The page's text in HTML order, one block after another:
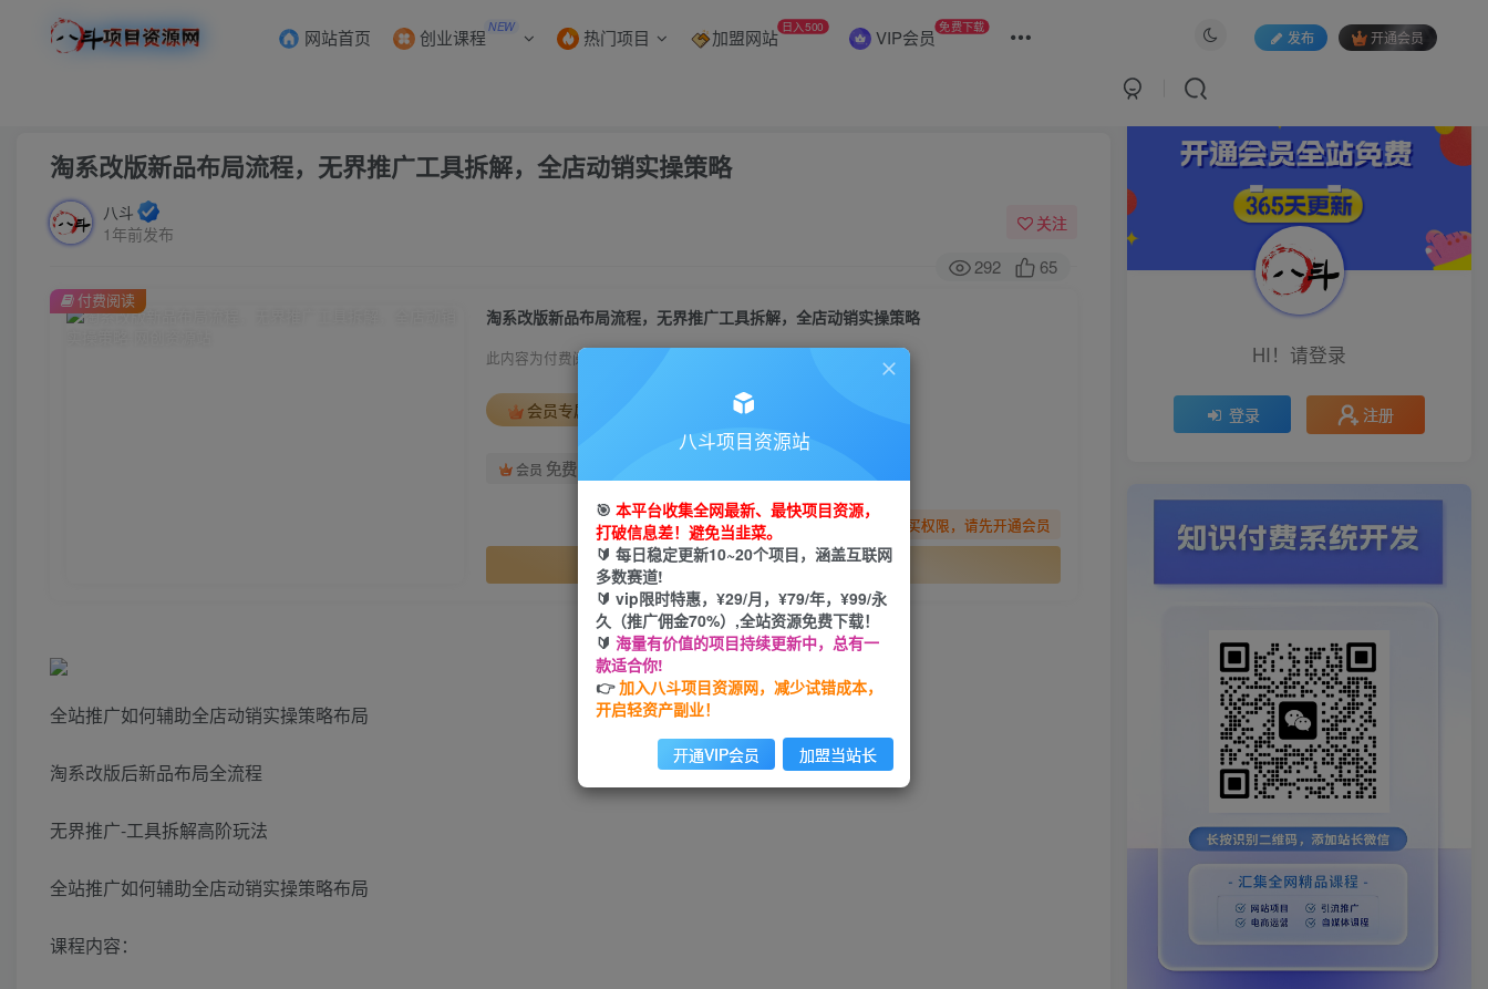
网站首页 创业课程 NEW 热门项目 加盟网站 日入500 VIP会员 免费下载
发布 开通会员
淘系改版新品布局流程，无界推广工具拆解，全店动销实操策略
八斗
1年前发布
关注
292 65
淘系改版新品布局流程，无界推广工具拆解，全店动销实操策略
此内容为付费阅读，请付费后查看
会员专属资源
会员 免费
您暂无购买权限，请先开通会员
开通会员
付费阅读
全站推广如何辅助全店动销实操策略布局
淘系改版后新品布局全流程
无界推广-工具拆解高阶玩法
全站推广如何辅助全店动销实操策略布局
课程内容：
HI！请登录
登录 注册
八斗项目资源站
🎯 本平台收集全网最新、最快项目资源，
打破信息差！避免当韭菜。
🔰 每日稳定更新10~20个项目，涵盖互联网
多数赛道!
🔰 vip限时特惠，¥29/月，¥79/年，¥99/永
久（推广佣金70%）,全站资源免费下载！
🔰 海量有价值的项目持续更新中，总有一
款适合你!
👉加入八斗项目资源网，减少试错成本，
开启轻资产副业！
开通VIP会员 加盟当站长